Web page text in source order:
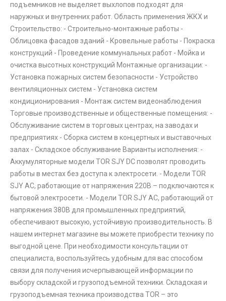
подъемников не выделяет выхлопов подходят для
наружных и внутренних работ. Область применения ЖКХ и
Строительство: - Строительно-монтажные работы -
Облицовка фасадов зданий - Кровельные работы - Покраска
конструкций - Проведение коммунальных работ - Мойка и
очистка высотных конструкций Монтажные организации: -
Установка пожарных систем безопасности - Устройство
вентиляционных систем - Установка систем
кондиционирования - Монтаж систем видеонаблюдения
Торговые производственные и общественные помещения: -
Обслуживание систем в торговых центрах, на заводах и
предприятиях - Сборка систем в концертных и выставочных
залах - Складское обслуживание Варианты исполнения: -
Аккумуляторные модели TOR SJY DC позволят проводить
работы в местах без доступа к электросети. - Модели TOR
SJY AC, работающие от напряжения 220В – подключаются к
бытовой электросети. - Модели TOR SJY AC, работающий от
напряжения 380В для промышленных предприятий,
обеспечивают высокую, устойчивую производительность. В
нашем интернет магазине вы можете приобрести технику по
выгодной цене. При необходимости консультации от
специалиста, воспользуйтесь удобным для вас способом
связи для получения исчерпывающей информации по
выбору складской и грузоподъемной техники. Складская и
грузоподъемная техника производства TOR – это